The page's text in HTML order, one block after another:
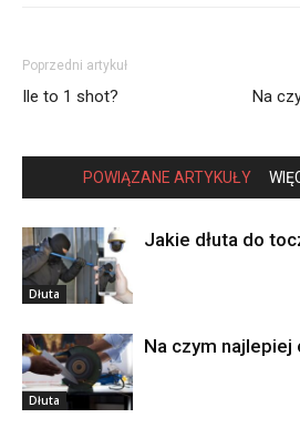
Poprzedni artykuł
Ile to 1 shot? Na
POWIĄZANE ARTYKUŁY
Dłuta
Jakie dłuta do
Dłuta
Na czym najlepiej